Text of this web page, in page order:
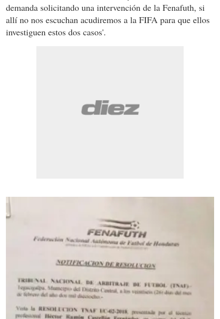
demanda solicitando una intervención de la Fenafuth, si
allí no nos escuchan acudiremos a la FIFA para que ellos
investiguen estos dos casos'.